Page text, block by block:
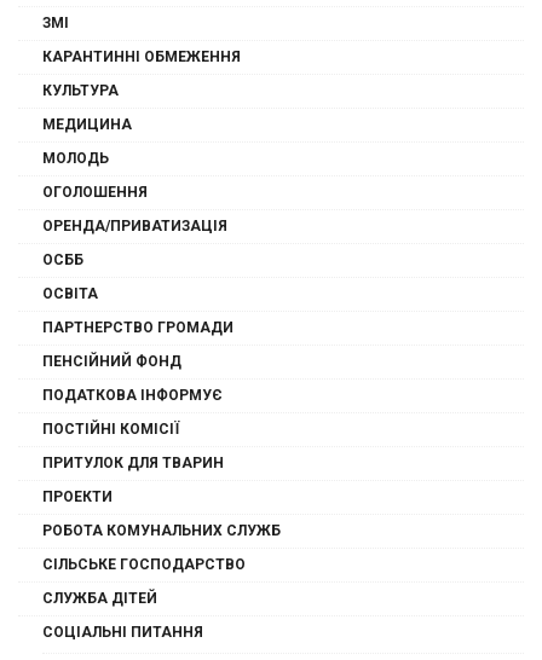
ЗМІ
КАРАНТИННІ ОБМЕЖЕННЯ
КУЛЬТУРА
МЕДИЦИНА
МОЛОДЬ
ОГОЛОШЕННЯ
ОРЕНДА/ПРИВАТИЗАЦІЯ
ОСББ
ОСВІТА
ПАРТНЕРСТВО ГРОМАДИ
ПЕНСІЙНИЙ ФОНД
ПОДАТКОВА ІНФОРМУЄ
ПОСТІЙНІ КОМІСІЇ
ПРИТУЛОК ДЛЯ ТВАРИН
ПРОЕКТИ
РОБОТА КОМУНАЛЬНИХ СЛУЖБ
СІЛЬСЬКЕ ГОСПОДАРСТВО
СЛУЖБА ДІТЕЙ
СОЦІАЛЬНІ ПИТАННЯ